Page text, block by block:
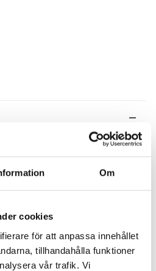
Om
cookies
för att anpassa innehållet
tillhandahålla funktioner
vår trafik. Vi
32 cm
Metall och cement
Rost